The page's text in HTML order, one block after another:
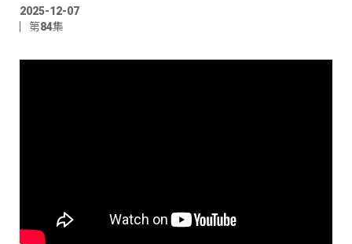
2025-12-07
第84集